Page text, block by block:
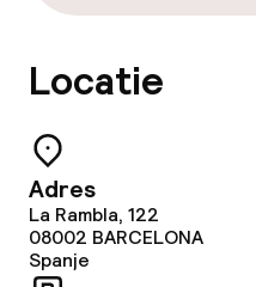
Wasfaciliteiten
Wasservice
Beleid
Borg bij aankomst
Overal rookvrij
Locatie
Adres
La Rambla, 122
08002 BARCELONA
Spanje